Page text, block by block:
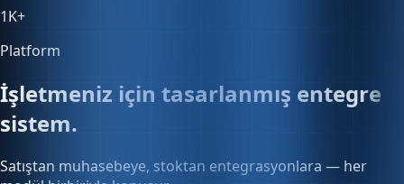
1K+
Platform
İşletmeniz için tasarlanmış entegre
sistem.
Satıştan muhasebeye, stoktan entegrasyonlara — her